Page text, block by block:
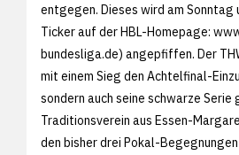
entgegen. Dieses wird am Sonntag
Ticker auf der HBL-Homepage:
bundesliga.de) angepfiffen. Der
mit einem Sieg den Achtelfinal-
sondern auch seine schwarze Serie
Traditionsverein aus Essen-
den bisher drei Pokal-